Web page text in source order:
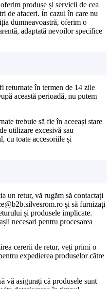
produse și servicii de cea
de afaceri. În cazul în care nu
dumneavoastră, oferim o
adaptată nevoilor specifice
returnate în termen de 14 zile
această perioadă, nu putem
trebuie să fie în aceeași stare
utilizare excesivă sau
cu toate accesoriile și
un retur, vă rugăm să contactați
și să furnizați
și produsele implicate.
necesari pentru procesarea
cererii de retur, veți primi o
expedierea produselor către
vă asigurați că produsele sunt